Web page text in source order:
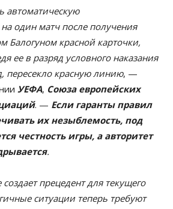
автоматическую
один матч после получения
Балогуном красной карточки,
ее в разряд условного наказания
пересекло красную линию, —
УЕФА, Союза европейских
. — Если гаранты правил
их незыблемость, под
честность игры, а авторитет
.
прецедент для текущего
ситуации теперь требуют